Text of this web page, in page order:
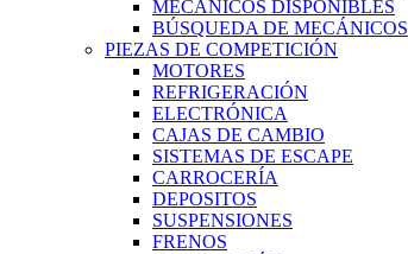
MECÁNICOS DISPONIBLES
BÚSQUEDA DE MECÁNICOS
PIEZAS DE COMPETICIÓN
MOTORES
REFRIGERACIÓN
ELECTRÓNICA
CAJAS DE CAMBIO
SISTEMAS DE ESCAPE
CARROCERÍA
DEPOSITOS
SUSPENSIONES
FRENOS